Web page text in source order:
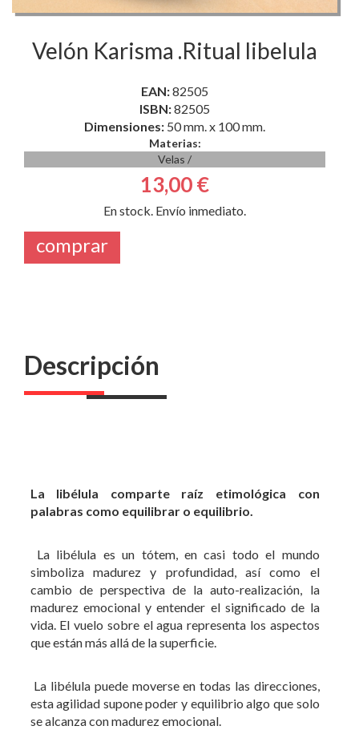
Velón Karisma .Ritual libelula
EAN:82505
ISBN:82505
Dimensiones: 50 mm. x 100 mm.
Materias:
Velas /
13,00 €
En stock. Envío inmediato.
comprar
Descripción
La libélula comparte raíz etimológica con
palabras como equilibrar o equilibrio.
La libélula es un tótem, en casi todo el mundo
simboliza madurez y profundidad, así como el
cambio de perspectiva de la auto-realización, la
madurez emocional y entender el significado de la
vida. El vuelo sobre el agua representa los aspectos
que están más allá de la superficie.
La libélula puede moverse en todas las direcciones,
esta agilidad supone poder y equilibrio algo que solo
se alcanza con madurez emocional.